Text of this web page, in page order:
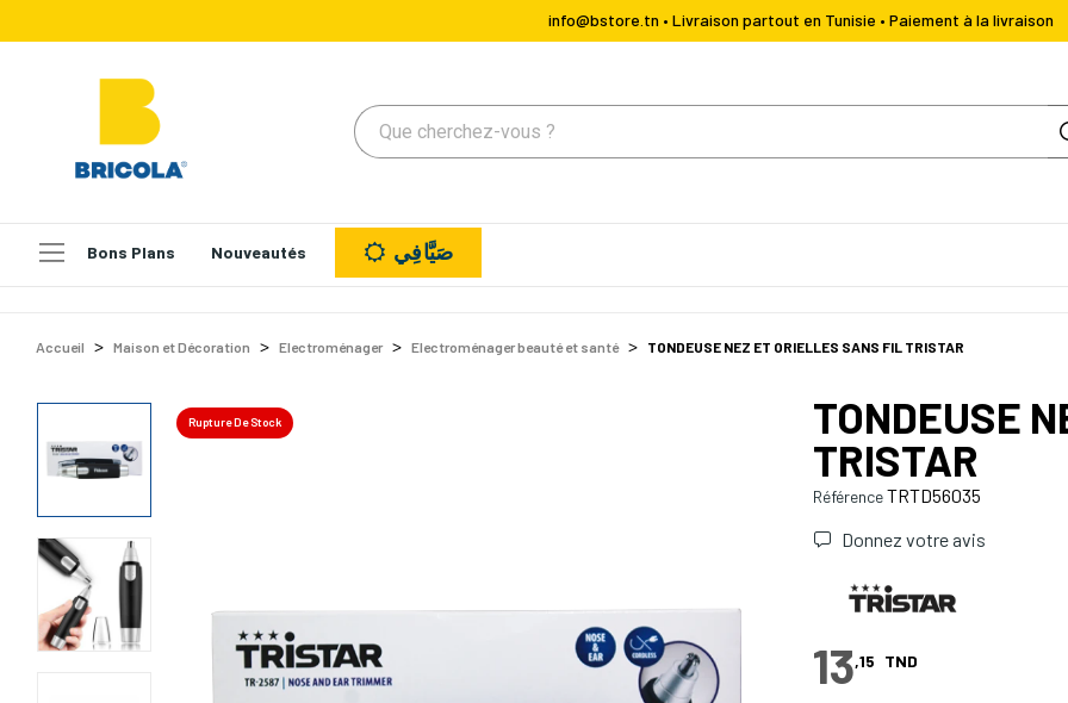
info@bstore.tn • Livraison partout en Tunisie • Paiement à la livraison
Bons Plans Nouveautés صَيَّافِي
Accueil Maison et Décoration Electroménager Electroménager beauté et santé TONDEUSE NEZ ET ORIELLES SANS FIL TRISTAR
Rupture De Stock
TONDEUSE
TRISTAR
RéférenceTRTD56035
Donnez votre avis
13,15 TND